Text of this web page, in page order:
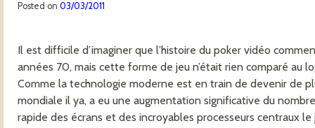
Posted on 03/03/2011
Il est difficile d’imaginer que l’histoire du poker vidéo
années 70, mais cette forme de jeu n’était rien comparé au
Comme la technologie moderne est en train de devenir de
mondiale il ya, a eu une augmentation significative du
rapide des écrans et des incroyables processeurs centraux